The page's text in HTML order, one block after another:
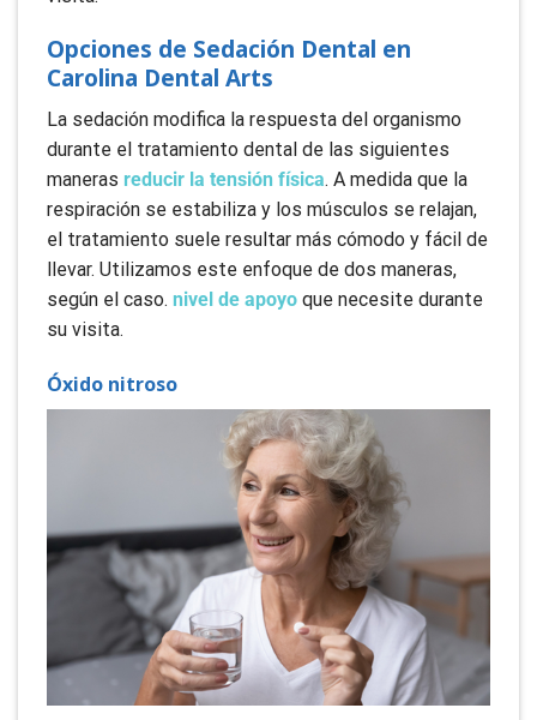
Opciones de Sedación Dental en
Carolina Dental Arts
La sedación modifica la respuesta del organismo
durante el tratamiento dental de las siguientes
maneras reducir la tensión física. A medida que la
respiración se estabiliza y los músculos se relajan,
el tratamiento suele resultar más cómodo y fácil de
llevar. Utilizamos este enfoque de dos maneras,
según el caso. nivel de apoyo que necesite durante
su visita.
Óxido nitroso